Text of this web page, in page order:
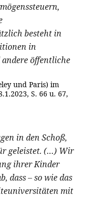
besteht in
in
öffentliche
und Paris) im
S. 66 u. 67,
in den Schoß,
geleistet. (…) Wir
ihrer Kinder
dass – so wie das
mit